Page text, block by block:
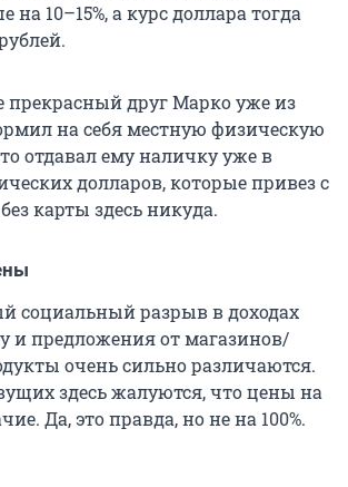
на 10–15%, а курс доллара тогда
прекрасный друг Марко уже из
на себя местную физическую
отдавал ему наличку уже в
долларов, которые привез с
карты здесь никуда.
социальный разрыв в доходах
и предложения от магазинов/
очень сильно различаются.
здесь жалуются, что цены на
Да, это правда, но не на 100%.